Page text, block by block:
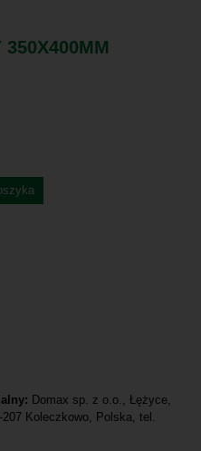
Domax sp. z o.o., Łężyce,
Koleczkowo, Polska, tel.